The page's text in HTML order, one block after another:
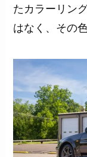
たカラーリン
はなく、その